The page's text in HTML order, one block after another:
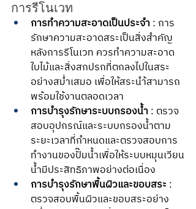
การรีโนเวท
การทำความสะอาดเป็นประจำ : การ
รักษาความสะอาดสระเป็นสิ่งสำคัญ
หลังการรีโนเวท ควรทำความสะอาด
ใบไม้และสิ่งสกปรกที่ตกลงไปในสระ
อย่างสม่ำเสมอ เพื่อให้สระนำ้สามารถ
พร้อมใช้งานตลอดเวลา
การบำรุงรักษาระบบกรองน้ำ : ตรวจ
สอบอุปกรณ์และระบบกรองน้ำตาม
ระยะเวลาที่กำหนดและตรวจสอบการ
ทำงานของปั๊มน้ำเพื่อให้ระบบหมุนเวียน
น้ำมีประสิทธิภาพอย่างต่อเนื่อง
การบำรุงรักษาพื้นผิวและขอบสระ :
ตรวจสอบพื้นผิวและขอบสระอย่าง